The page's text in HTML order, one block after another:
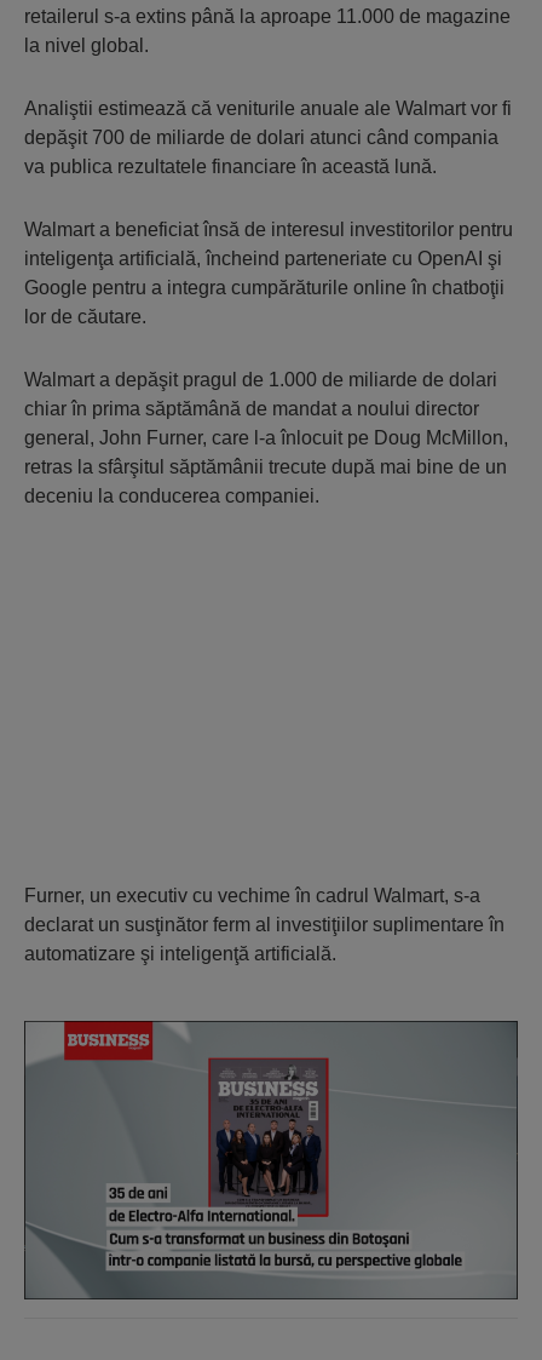
retailerul s-a extins până la aproape 11.000 de magazine
la nivel global.
Analiştii estimează că veniturile anuale ale Walmart vor fi
depăşit 700 de miliarde de dolari atunci când compania
va publica rezultatele financiare în această lună.
Walmart a beneficiat însă de interesul investitorilor pentru
inteligenţa artificială, încheind parteneriate cu OpenAI şi
Google pentru a integra cumpărăturile online în chatboţii
lor de căutare.
Walmart a depăşit pragul de 1.000 de miliarde de dolari
chiar în prima săptămână de mandat a noului director
general, John Furner, care l-a înlocuit pe Doug McMillon,
retras la sfârşitul săptămânii trecute după mai bine de un
deceniu la conducerea companiei.
Furner, un executiv cu vechime în cadrul Walmart, s-a
declarat un susţinător ferm al investiţiilor suplimentare în
automatizare şi inteligenţă artificială.